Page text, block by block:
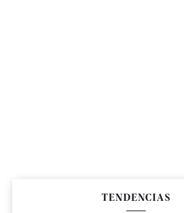
TENDENCIAS